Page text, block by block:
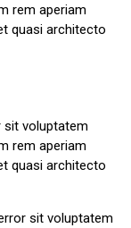
rem aperiam
quasi architecto
sit voluptatem
rem aperiam
quasi architecto
sit voluptatem